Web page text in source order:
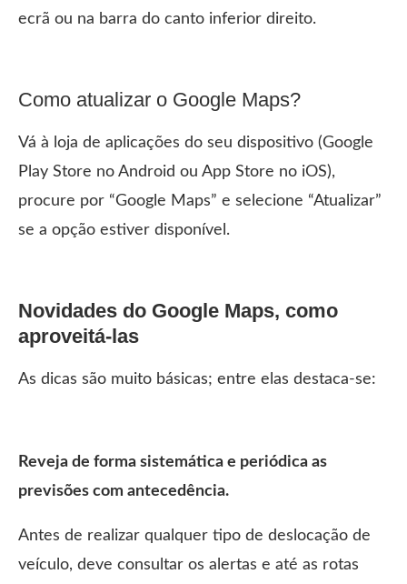
ecrã ou na barra do canto inferior direito.
Como atualizar o Google Maps?
Vá à loja de aplicações do seu dispositivo (Google
Play Store no Android ou App Store no iOS),
procure por “Google Maps” e selecione “Atualizar”
se a opção estiver disponível.
Novidades do Google Maps, como
aproveitá-las
As dicas são muito básicas; entre elas destaca-se:
Reveja de forma sistemática e periódica as
previsões com antecedência.
Antes de realizar qualquer tipo de deslocação de
veículo, deve consultar os alertas e até as rotas